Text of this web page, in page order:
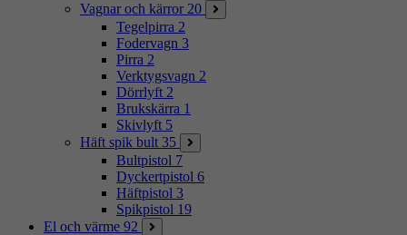
Vagnar och kärror 20
Tegelpirra 2
Fodervagn 3
Pirra 2
Verktygsvagn 2
Dörrlyft 2
Brukskärra 1
Skivlyft 5
Häft spik bult 35
Bultpistol 7
Dyckertpistol 6
Häftpistol 3
Spikpistol 19
El och värme 92